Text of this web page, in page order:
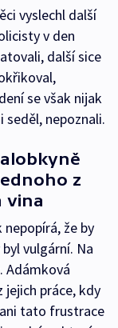
vyslechl další
v den
další sice
se však nijak
seděl, nepoznali.
z
vina
že by
vulgární. Na
Adámková
práce, kdy
tato frustrace